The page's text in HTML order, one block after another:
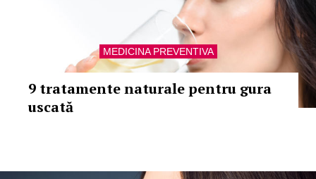
MEDICINA PREVENTIVA
9 tratamente naturale pentru gura
uscată